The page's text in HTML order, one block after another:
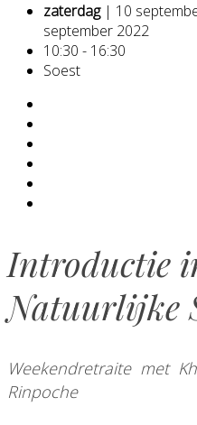
zaterdag| 10
september 2022
10:30 - 16:30
Soest
Introductie
Natuurlijke
Weekendretraite met
Rinpoche